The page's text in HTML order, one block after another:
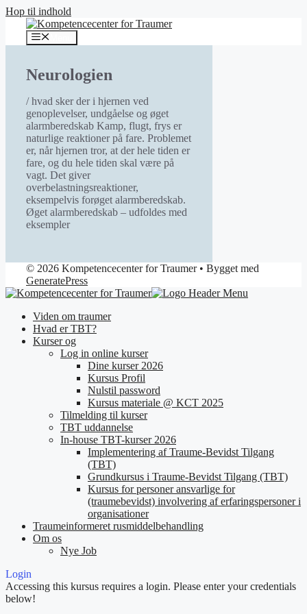
Hop til indhold
Neurologien
/ hvad sker der i hjernen ved
genoplevelser, undgåelse og øget
alarmberedskab Kamp, flugt, frys er
naturlige reaktioner på fare. Problemet
er, når hjernen tror, at der hele tiden er
fare, og du hele tiden skal være på
vagt. Det giver
overbelastningsreaktioner,
eksempelvis forøget alarmberedskab.
Øget alarmberedskab – udfoldes med
eksempler
© 2026 Kompetencecenter for Traumer• Bygget med
GeneratePress
Viden om traumer
Hvad er TBT?
Kurser og
Log in online kurser
Dine kurser 2026
Kursus Profil
Nulstil password
Kursus materiale @ KCT 2025
Tilmelding til kurser
TBT uddannelse
In-house TBT-kurser 2026
Implementering af Traume-Bevidst Tilgang
(TBT)
Grundkursus i Traume-Bevidst Tilgang (TBT)
Kursus for personer ansvarlige for
(traumebevidst) involvering af erfaringspersoner i
organisationer
Traumeinformeret rusmiddelbehandling
Om os
Nye Job
Login
Accessing this kursus requires a login. Please enter your credentials
below!